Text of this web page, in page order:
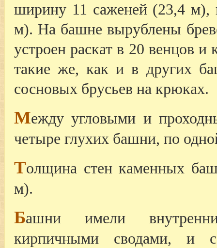
ширину 11 саженей (23,4 м),
м). На башне вырублены
устроен раскат в 20 венцов и
такие же, как и в других
сосновых брусьев на крюках.
Между угловыми и
четыре глухих башни, по
Толщина стен каменных
м).
Башни имели
кирпичными сводами, и